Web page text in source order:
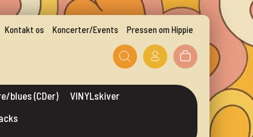
Kontakt os Koncerter/Events Pressen om Hippie
blues (CDer)
VINYLskiver